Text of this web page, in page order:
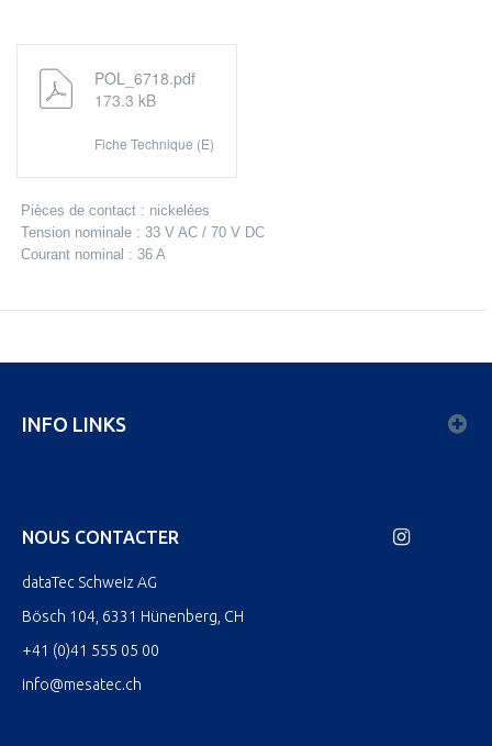
POL_6718.pdf
173.3 kB
Fiche Technique (E)
Pièces de contact : nickelées
Tension nominale : 33 V AC / 70 V DC
Courant nominal : 36 A
INFO LINKS
NOUS CONTACTER
dataTec Schweiz AG
Bösch 104, 6331 Hünenberg, CH
+41 (0)41 555 05 00
info@mesatec.ch